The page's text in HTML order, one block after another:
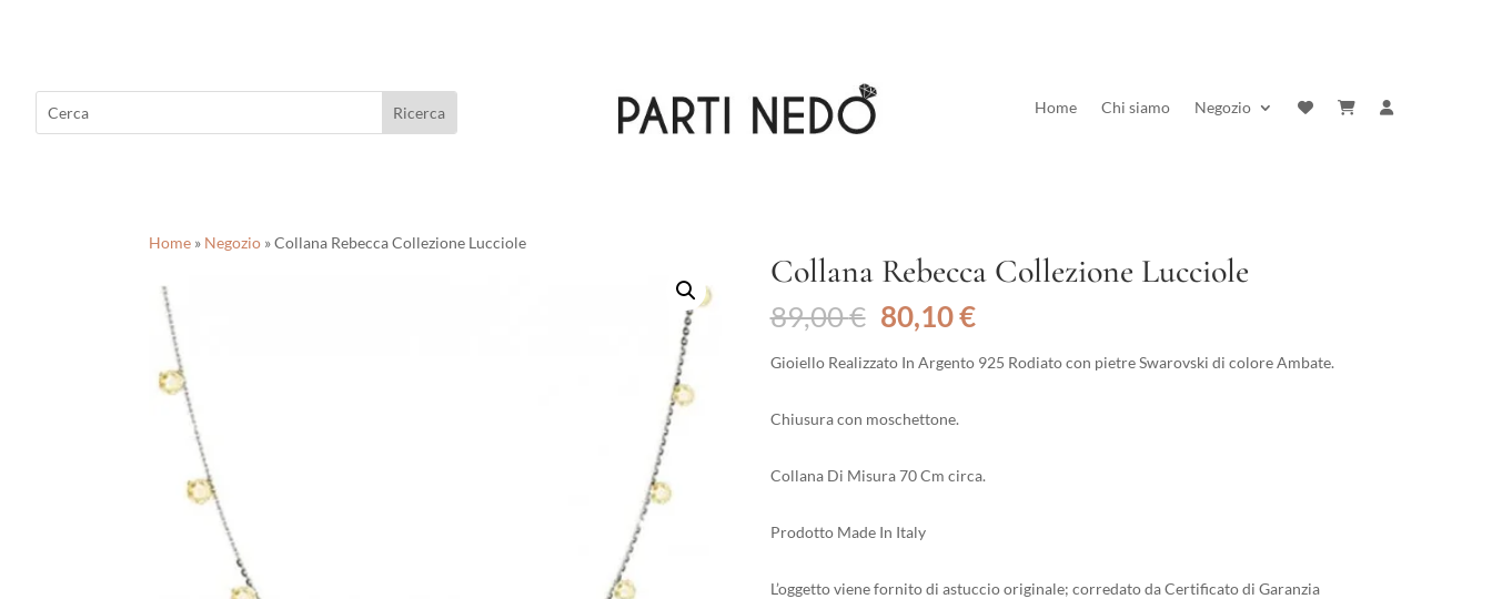
Home Chi siamo Negozio
Home » Negozio »Collana Rebecca Collezione Lucciole
Collana Rebecca Collezione Lucciole
89,00€ Il
prezzo
originale
89,00 €.
80,10€Il
attuale
Gioiello Realizzato In Argento 925 Rodiato con pietre Swarovski di colore Ambate.
Chiusura con moschettone.
Collana Di Misura 70 Cm circa.
Prodotto Made In Italy
L’oggetto viene fornito di astuccio originale; corredato da Certificato di Garanzia